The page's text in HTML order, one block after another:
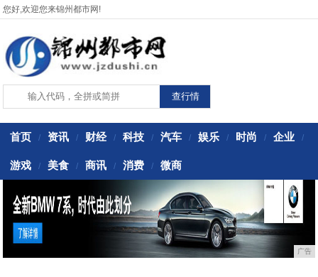
您好,欢迎您来锦州都市网!
首页 / 资讯 / 财经 / 科技 / 汽车 / 娱乐 / 时尚 / 企业 /
游戏 / 美食 / 商讯 / 消费 / 微商
广告